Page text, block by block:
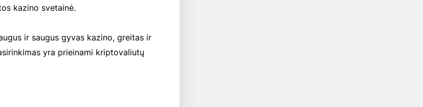
kazino svetainė.
ir saugus gyvas kazino, greitas ir
yra prieinami kriptovaliutų